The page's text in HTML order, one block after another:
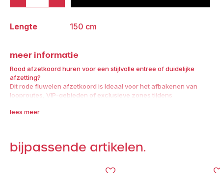
Afzetkoord
aantal
Lengte 150 cm
meer informatie
Rood afzetkoord huren voor een stijlvolle entree of duidelijke
afzetting?
Dit rode fluwelen afzetkoord is ideaal voor het afbakenen van
looproutes, VIP-gebieden of exclusieve zones tijdens
professionele en representatieve uitstraling bij entrees, gala’s of
visueel sterk is, kiest voor dit luxe koord van Broers Verhuur. Het
uiteinden, waarmee je het eenvoudig tussen twee afzetpalen
lees meer
bijpassende artikelen.